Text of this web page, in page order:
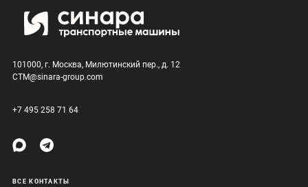
101000, г. Москва, Милютинский пер., д. 12
CTM@sinara-group.com
+7 495 258 71 64
ВСЕ КОНТАКТЫ